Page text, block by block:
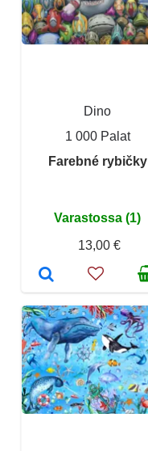
Dino
1 000 Palat
Farebné rybičky
Varastossa (1)
13,00 €